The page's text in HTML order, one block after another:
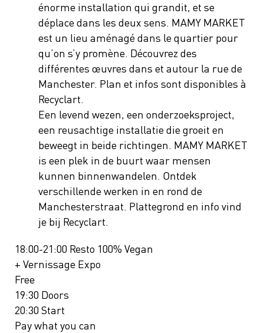
énorme installation qui grandit, et se
déplace dans les deux sens. MAMY MARKET
est un lieu aménagé dans le quartier pour
qu’on s’y promène. Découvrez des
différentes œuvres dans et autour la rue de
Manchester. Plan et infos sont disponibles à
Recyclart.
Een levend wezen, een onderzoeksproject,
een reusachtige installatie die groeit en
beweegt in beide richtingen. MAMY MARKET
is een plek in de buurt waar mensen
kunnen binnenwandelen. Ontdek
verschillende werken in en rond de
Manchesterstraat. Plattegrond en info vind
je bij Recyclart.
18:00-21:00 Resto 100% Vegan
+ Vernissage Expo
Free
19:30 Doors
20:30 Start
Pay what you can